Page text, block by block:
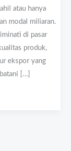
atau hanya
modal miliaran.
di pasar
produk,
ekspor yang
[…]